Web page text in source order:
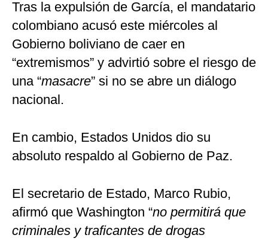
Tras la expulsión de García, el mandatario
colombiano acusó este miércoles al
Gobierno boliviano de caer en
“extremismos” y advirtió sobre el riesgo de
una “masacre” si no se abre un diálogo
nacional.
En cambio, Estados Unidos dio su
absoluto respaldo al Gobierno de Paz.
El secretario de Estado, Marco Rubio,
afirmó que Washington “no permitirá que
criminales y traficantes de drogas